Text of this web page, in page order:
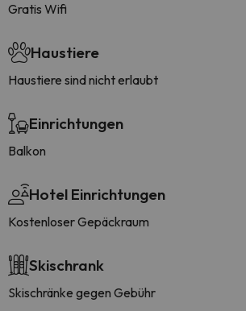
Gratis Wifi
Haustiere
Haustiere sind nicht erlaubt
Einrichtungen
Balkon
Hotel Einrichtungen
Kostenloser Gepäckraum
Skischrank
Skischränke gegen Gebühr